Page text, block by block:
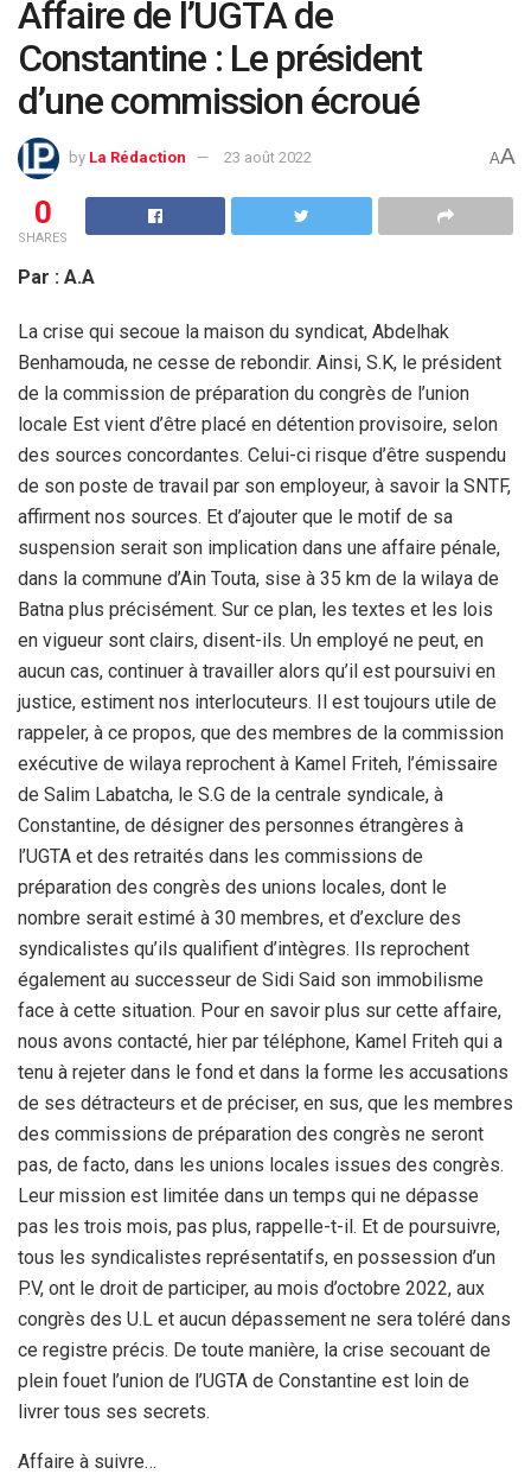
Affaire de l’UGTA de
Constantine : Le président
d’une commission écroué
by La Rédaction 23 août 2022 AA
0
SHARES
Par : A.A
La crise qui secoue la maison du syndicat, Abdelhak
Benhamouda, ne cesse de rebondir. Ainsi, S.K, le président
de la commission de préparation du congrès de l’union
locale Est vient d’être placé en détention provisoire, selon
des sources concordantes. Celui-ci risque d’être suspendu
de son poste de travail par son employeur, à savoir la SNTF,
affirment nos sources. Et d’ajouter que le motif de sa
suspension serait son implication dans une affaire pénale,
dans la commune d’Ain Touta, sise à 35 km de la wilaya de
Batna plus précisément. Sur ce plan, les textes et les lois
en vigueur sont clairs, disent-ils. Un employé ne peut, en
aucun cas, continuer à travailler alors qu’il est poursuivi en
justice, estiment nos interlocuteurs. Il est toujours utile de
rappeler, à ce propos, que des membres de la commission
exécutive de wilaya reprochent à Kamel Friteh, l’émissaire
de Salim Labatcha, le S.G de la centrale syndicale, à
Constantine, de désigner des personnes étrangères à
l’UGTA et des retraités dans les commissions de
préparation des congrès des unions locales, dont le
nombre serait estimé à 30 membres, et d’exclure des
syndicalistes qu’ils qualifient d’intègres. Ils reprochent
également au successeur de Sidi Said son immobilisme
face à cette situation. Pour en savoir plus sur cette affaire,
nous avons contacté, hier par téléphone, Kamel Friteh qui a
tenu à rejeter dans le fond et dans la forme les accusations
de ses détracteurs et de préciser, en sus, que les membres
des commissions de préparation des congrès ne seront
pas, de facto, dans les unions locales issues des congrès.
Leur mission est limitée dans un temps qui ne dépasse
pas les trois mois, pas plus, rappelle-t-il. Et de poursuivre,
tous les syndicalistes représentatifs, en possession d’un
P.V, ont le droit de participer, au mois d’octobre 2022, aux
congrès des U.L et aucun dépassement ne sera toléré dans
ce registre précis. De toute manière, la crise secouant de
plein fouet l’union de l’UGTA de Constantine est loin de
livrer tous ses secrets.
Affaire à suivre…